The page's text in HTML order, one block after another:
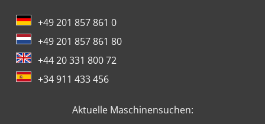
+49 201 857 861 0
+49 201 857 861 80
+44 20 331 800 72
+34 911 433 456
Aktuelle Maschinensuchen: